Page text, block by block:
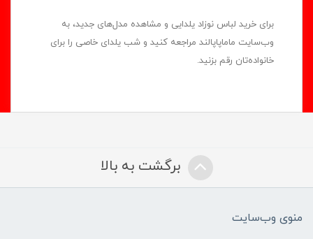
برای خرید لباس نوزاد یلدایی و مشاهده مدل‌های جدید، به
وب‌سایت ماماپاپالند مراجعه کنید و شب یلدای خاصی را برای
خانواده‌تان رقم بزنید.
برگشت به بالا
منوی وب‌سایت